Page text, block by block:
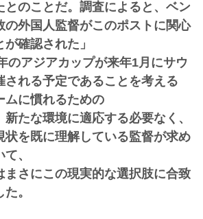
とのことだ。調査によると、ベン
の外国人監督がこのポストに関心
確認された」
のアジアカップが来年1月にサウ
される予定であることを考える
ムに慣れるための
たな環境に適応する必要なく、
状を既に理解している監督が求め
、
まさにこの現実的な選択肢に合致
。